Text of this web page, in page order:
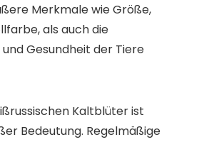
Merkmale wie Größe,
als auch die
Gesundheit der Tiere
Kaltblüter ist
Bedeutung. Regelmäßige